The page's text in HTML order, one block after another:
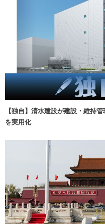
【独自】清水建設が建設・維持
を実用化